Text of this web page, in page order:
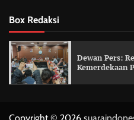
Box Redaksi
Dewan Pers:
Kemerdekaan